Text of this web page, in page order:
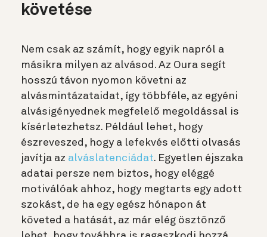
követése
Nem csak az számít, hogy egyik napról a
másikra milyen az alvásod. Az Oura segít
hosszú távon nyomon követni az
alvásmintázataidat, így többféle, az egyéni
alvásigényednek megfelelő megoldással is
kísérletezhetsz. Például lehet, hogy
észreveszed, hogy a lefekvés előtti olvasás
javítja az alváslatenciádat. Egyetlen éjszaka
adatai persze nem biztos, hogy eléggé
motiválóak ahhoz, hogy megtarts egy adott
szokást, de ha egy egész hónapon át
követed a hatását, az már elég ösztönző